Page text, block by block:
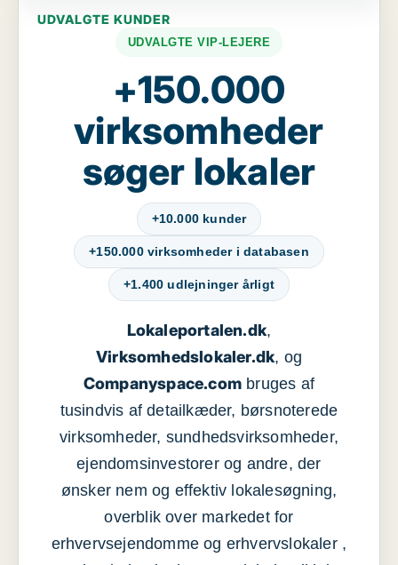
UDVALGTE KUNDER
UDVALGTE VIP-LEJERE
+150.000
virksomheder
søger lokaler
+10.000 kunder
+150.000 virksomheder i databasen
+1.400 udlejninger årligt
Lokaleportalen.dk,
Virksomhedslokaler.dk, og
Companyspace.com bruges af
tusindvis af detailkæder, børsnoterede
virksomheder, sundhedsvirksomheder,
ejendomsinvestorer og andre, der
ønsker nem og effektiv lokalesøgning,
overblik over markedet for
erhvervsejendomme og erhvervslokaler ,